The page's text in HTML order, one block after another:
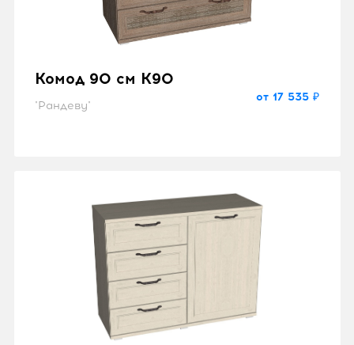
Комод 90 см K90
"Рандеву"
от 17 535 ₽